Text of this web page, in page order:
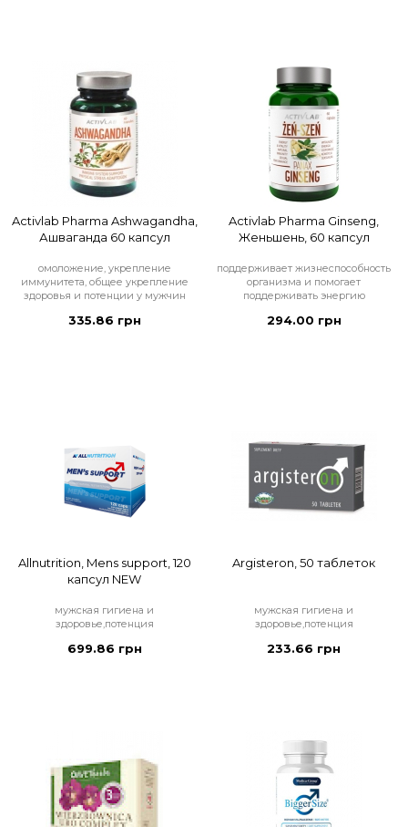
Activlab Pharma Ashwagandha,
Ашваганда 60 капсул
омоложение, укрепление
иммунитета, общее укрепление
здоровья и потенции у мужчин
335.86 грн
Activlab Pharma Ginseng,
Женьшень, 60 капсул
поддерживает жизнеспособность
организма и помогает
поддерживать энергию
294.00 грн
Allnutrition, Mens support, 120
капсул NEW
мужская гигиена и
здоровье,потенция
699.86 грн
Argisteron, 50 таблеток
мужская гигиена и
здоровье,потенция
233.66 грн